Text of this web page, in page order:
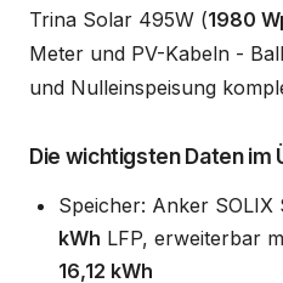
Trina Solar 495W (1980
Meter und PV-Kabeln -
und Nulleinspeisung
Die wichtigsten Daten im
Speicher: Anker SOLIX
kWh LFP, erweiterbar
16,12 kWh